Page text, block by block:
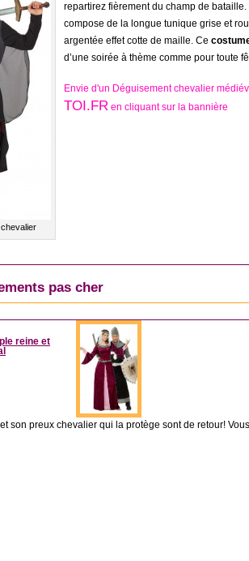
repartirez fièrement du champ de
compose de la longue tunique grise et
argentée effet cotte de maille. Ce
d’une soirée à thème comme pour toute
Envie d'un Déguisement chevalier
TOI.FR en cliquant sur la bannière
pas cher
DÉGUISEMENT
reine et
son preux chevalier qui la protège sont de retour!